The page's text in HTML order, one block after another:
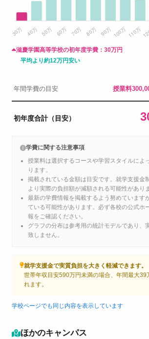
滋慶学園高等学校の初年度学費： 30万円
平均より約12万円安い
年間学費の目安 授業料
初年度合計（目安）
学費に関する注意事項
授業料は選択するコースや学習スタイルによ
ります。
掲載されている金額は目安です。就学支援金
より実際の負担額が減額される可能性があり
最新の学費情報を掲載するよう努めています
ている可能性があります。必ず各校の公式ホ
報をご確認ください。
グラフの分布は参考用の統計モデルであり、
致しません。
就学支援金で実質負担を大きく軽減できます。
世帯年収目安590万円未満の場合、年間最大39
れます。
学校ページでも同じ内容を表示しています
ほかのキャンパス